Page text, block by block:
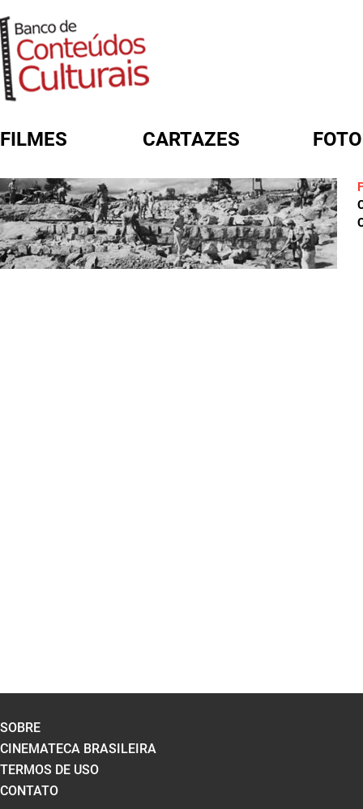
FILMES CARTAZES
FORMULÁRIO DE BUSCA
SOBRE
CINEMATECA BRASILEIRA
TERMOS DE USO
CONTATO